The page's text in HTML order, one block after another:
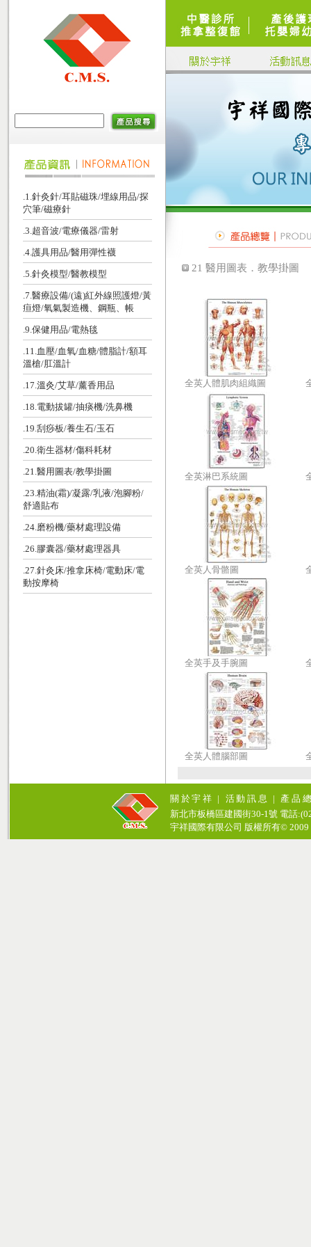
.1.針灸針/耳貼磁珠/埋線用品/探
穴筆/磁療針
.3.超音波/電療儀器/雷射
.4.護具用品/醫用彈性襪
.5.針灸模型/醫教模型
.7.醫療設備/(遠)紅外線照護燈/黃
疸燈/氧氣製造機、鋼瓶、帳
.9.保健用品/電熱毯
.11.血壓/血氧/血糖/體脂計/額耳
溫槍/肛溫計
.17.溫灸/艾草/薰香用品
.18.電動拔罐/抽痰機/洗鼻機
.19.刮痧板/養生石/玉石
.20.衛生器材/傷科耗材
.21.醫用圖表/教學掛圖
.23.精油(霜)/凝露/乳液/泡腳粉/
舒適貼布
.24.磨粉機/藥材處理設備
.26.膠囊器/藥材處理器具
.27.針灸床/推拿床椅/電動床/電
動按摩椅
21 醫用圖表．教學掛圖
全英人體肌肉組織圖
全英淋巴系統圖
全英人骨骼圖
全英手及手腕圖
全英人體腦部圖
關於宇祥 | 活動訊息 | 產品
新北市板橋區建國街30-1號 電話
宇祥國際有限公司 版權所有© 2009